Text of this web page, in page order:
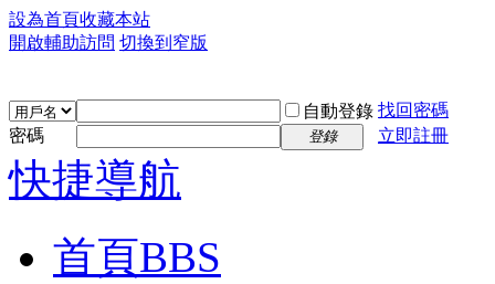
設為首頁收藏本站
開啟輔助訪問 切換到窄版
自動登錄 找回密碼
密碼
登錄 立即註冊
快捷導航
首頁BBS